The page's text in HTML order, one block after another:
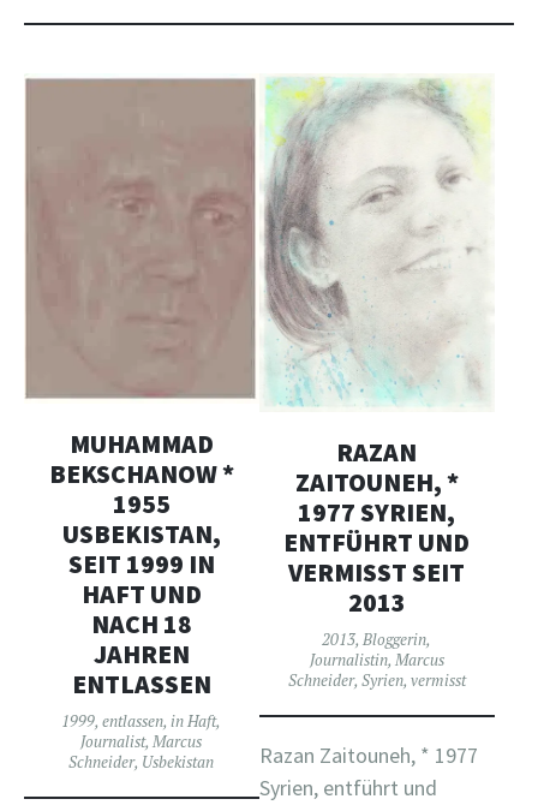
MUHAMMAD
BEKSCHANOW *
1955
USBEKISTAN,
SEIT 1999 IN
HAFT UND
NACH 18
JAHREN
ENTLASSEN
1999,entlassen,in Haft,
Journalist,Marcus
Schneider, Usbekistan
RAZAN
ZAITOUNEH, *
1977 SYRIEN,
ENTFÜHRT UND
VERMISST SEIT
2013
2013,Bloggerin,
Journalistin, Marcus
Schneider, Syrien, vermisst
Razan Zaitouneh, * 1977
Syrien, entführt und